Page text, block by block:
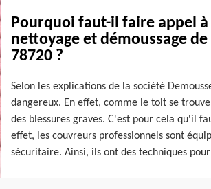
Pourquoi faut-il faire appel
nettoyage et démoussage
78720 ?
Selon les explications de la société
dangereux. En effet, comme le toit se
des blessures graves. C'est pour cela qu'il
effet, les couvreurs professionnels sont
sécuritaire. Ainsi, ils ont des techniques